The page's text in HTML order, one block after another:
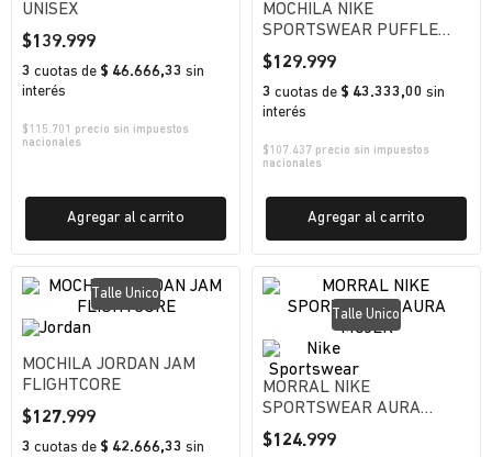
UNISEX
$139.999
3 cuotas de $ 46.666,33 sin
interés
$115.701
precio sin impuestos
nacionales
Agregar al carrito
MOCHILA NIKE
SPORTSWEAR PUFFLE
UNISEX
$129.999
3 cuotas de $ 43.333,00 sin
interés
$107.437 precio sin impuestos
nacionales
Agregar al carrito
Talle Unico
MOCHILA JORDAN JAM
FLIGHTCORE
$127.999
3 cuotas de $ 42.666,33 sin
Talle Unico
MORRAL NIKE
SPORTSWEAR AURA
MUJER
$124.999